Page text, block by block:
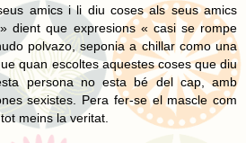
amics i li diu coses als seus amics
dient que expresions « casi se rompe
polvazo, seponia a chillar como una
quan escoltes aquestes coses que diu
persona no esta bé del cap, amb
sexistes. Pera fer-se el mascle com
meins la veritat.